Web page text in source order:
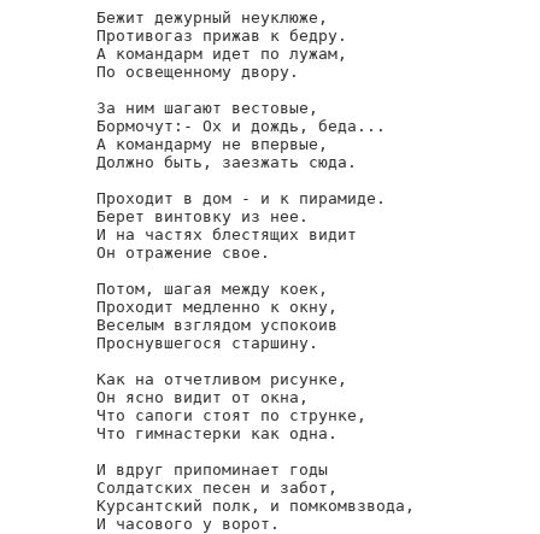
Бежит дежурный неуклюже,
Противогаз прижав к бедру.
А командарм идет по лужам,
По освещенному двору.
За ним шагают вестовые,
Бормочут:- Ох и дождь, беда...
А командарму не впервые,
Должно быть, заезжать сюда.
Проходит в дом - и к пирамиде.
Берет винтовку из нее.
И на частях блестящих видит
Он отражение свое.
Потом, шагая между коек,
Проходит медленно к окну,
Веселым взглядом успокоив
Проснувшегося старшину.
Как на отчетливом рисунке,
Он ясно видит от окна,
Что сапоги стоят по струнке,
Что гимнастерки как одна.
И вдруг припоминает годы
Солдатских песен и забот,
Курсантский полк, и помкомвзвода,
И часового у ворот.